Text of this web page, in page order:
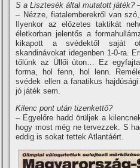
S a Lisztesék által mutatott játék?
– Nézze, fiatalemberekről van
Ilyenkor az előzetes taktikát
életkorban jelentős a
kikapott a svédektől saját
skandinávokat idegenben 1-0-ra.
tőlünk az Üllői úton… Ez
forma, hol fenn, hol lenn.
svédek ellen a fanatikus
jó játék sem.
Kilenc pont után tizenkettő?
– Egyelőre hadd örüljek a
hogy most még ne tervezzek. S
eddig is sokat tettek Atlantáért.